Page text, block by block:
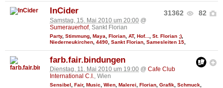
31362 82
InCider
Samstag, 15. Mai 2010 um 20:00 @
Sumerauerhof, Sankt Florian
Party, Stimmung Maya Florian AT, Hof... St. Florian ;)
Niederneukirchen 4490 Sankt Florian Samesleiten 15
farb.fair.bindungen
Dienstag, 11. Mai 2010 um 19:00 @ Cafe Club
International C.I., Wien
Sensibel Fair, Music Wien Malerei Florian Grafik Schmuck